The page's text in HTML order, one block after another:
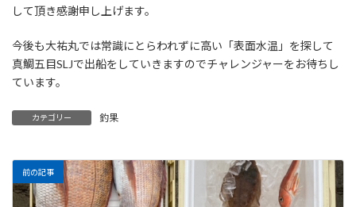
して頂き感謝申し上げます。
今後も大祐丸では常識にとらわれずに高い「表面水温」を探して
真鯛五目SLJで出船をしていきますのでチャレンジャーをお待ちし
ています。
カテゴリー 釣果
前の記事